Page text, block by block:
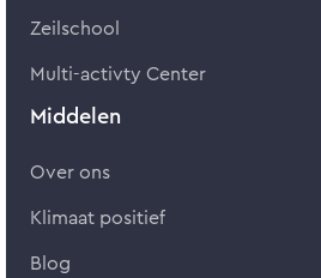
Zeilschool
Multi-activty Center
Middelen
Over ons
Klimaat positief
Blog